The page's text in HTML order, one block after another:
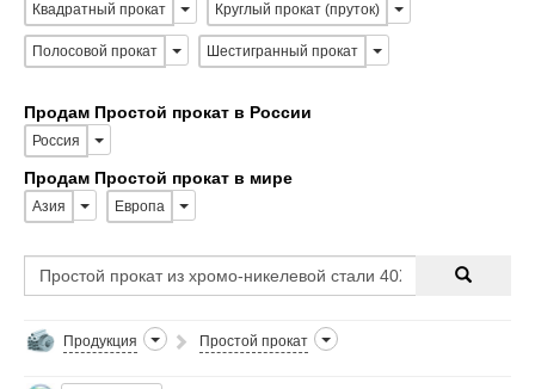
Квадратный прокат Круглый прокат (пруток)
Полосовой прокат Шестигранный прокат
Продам Простой прокат в России
Россия
Продам Простой прокат в мире
Азия Европа
Продукция Простой прокат